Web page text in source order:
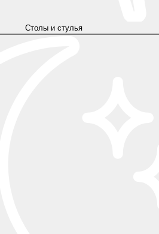
Столы и стулья